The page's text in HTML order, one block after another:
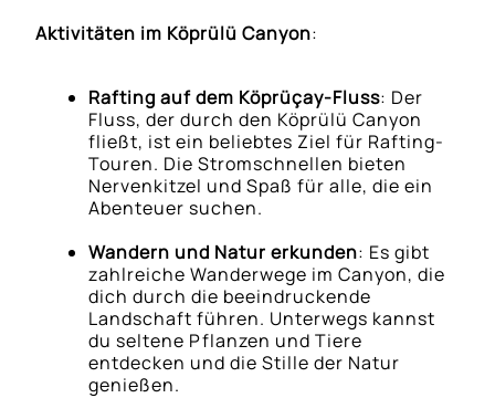
Aktivitäten im Köprülü Canyon:
Rafting auf dem Köprüçay-Fluss: Der
Fluss, der durch den Köprülü Canyon
fließt, ist ein beliebtes Ziel für Rafting-
Touren. Die Stromschnellen bieten
Nervenkitzel und Spaß für alle, die ein
Abenteuer suchen.
Wandern und Natur erkunden: Es gibt
zahlreiche Wanderwege im Canyon, die
dich durch die beeindruckende
Landschaft führen. Unterwegs kannst
du seltene Pflanzen und Tiere
entdecken und die Stille der Natur
genießen.